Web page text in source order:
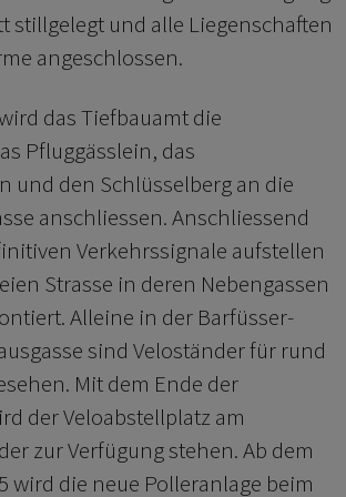
stillgelegt und alle Liegenschaften
angeschlossen.
das Tiefbauamt die
Pfluggässlein, das
und den Schlüsselberg an die
anschliessen. Anschliessend
Verkehrssignale aufstellen
Strasse in deren Nebengassen
Alleine in der Barfüsser-
sind Veloständer für rund
Mit dem Ende der
der Veloabstellplatz am
zur Verfügung stehen. Ab dem
wird die neue Polleranlage beim